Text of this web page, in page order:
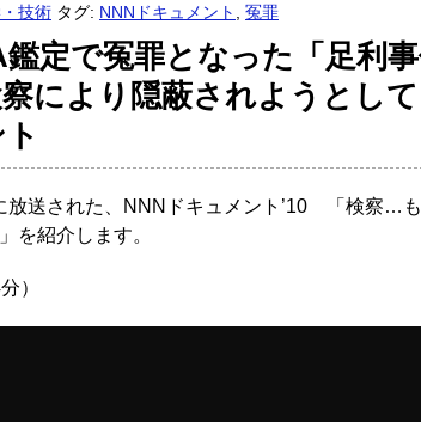
技術 タグ: NNNドキュメント 冤罪
鑑定で冤罪となった「足利
により隠蔽されようとし
放送された、NNNドキュメント’10 「検察…
を紹介します。
）